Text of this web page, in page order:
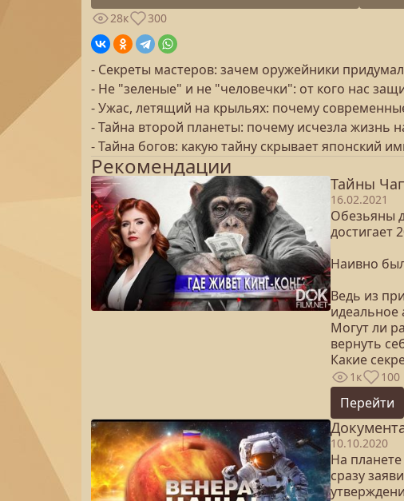
28к
300
- Секреты мастеров: зачем оружейники
- Не "зеленые" и не "человечки": от кого нас
- Ужас, летящий на крыльях: почему
- Тайна второй планеты: почему исчезла жизнь
- Тайна богов: какую тайну скрывает японский
Рекомендации
Тайны
16.02.2021
Обезьяны
достигает
Наивно
Ведь из
идеальное
Могут ли
вернуть
Какие
1к 100
Перейти
10.10.2020
На
сразу